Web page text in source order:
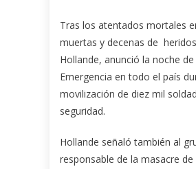
Tras los atentados mortales
muertas y decenas de
Hollande, anunció la noche
Emergencia en todo el país
movilización de diez mil
seguridad.
Hollande señaló también al
responsable de la masacre